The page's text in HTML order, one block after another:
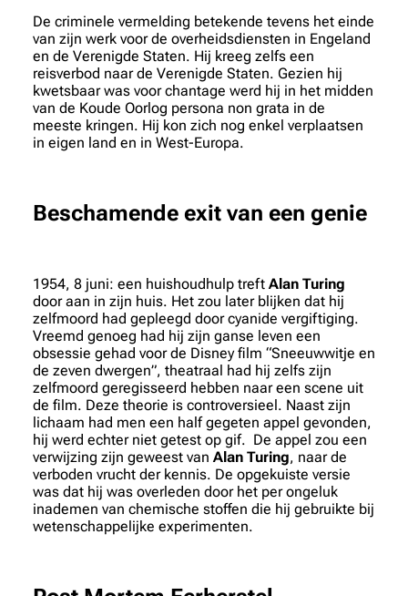
De criminele vermelding betekende tevens het einde
van zijn werk voor de overheidsdiensten in Engeland
en de Verenigde Staten. Hij kreeg zelfs een
reisverbod naar de Verenigde Staten. Gezien hij
kwetsbaar was voor chantage werd hij in het midden
van de Koude Oorlog persona non grata in de
meeste kringen. Hij kon zich nog enkel verplaatsen
in eigen land en in West-Europa.
Beschamende exit van een genie
1954, 8 juni: een huishoudhulp treft Alan Turing
door aan in zijn huis. Het zou later blijken dat hij
zelfmoord had gepleegd door cyanide vergiftiging.
Vreemd genoeg had hij zijn ganse leven een
obsessie gehad voor de Disney film “Sneeuwwitje en
de zeven dwergen”, theatraal had hij zelfs zijn
zelfmoord geregisseerd hebben naar een scene uit
de film. Deze theorie is controversieel. Naast zijn
lichaam had men een half gegeten appel gevonden,
hij werd echter niet getest op gif. De appel zou een
verwijzing zijn geweest van Alan Turing, naar de
verboden vrucht der kennis. De opgekuiste versie
was dat hij was overleden door het per ongeluk
inademen van chemische stoffen die hij gebruikte bij
wetenschappelijke experimenten.